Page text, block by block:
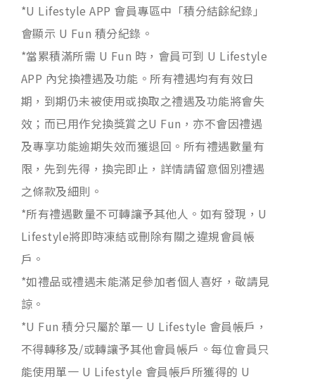
*U Lifestyle APP 會員專區中「積分結餘紀錄」
會顯示 U Fun 積分紀錄。
*當累積滿所需 U Fun 時，會員可到 U Lifestyle
APP 內兌換禮遇及功能。所有禮遇均有有效日
期，到期仍未被使用或換取之禮遇及功能將會失
效；而已用作兌換獎賞之U Fun，亦不會因禮遇
及專享功能逾期失效而獲退回。所有禮遇數量有
限，先到先得，換完即止，詳情請留意個別禮遇
之條款及細則。
*所有禮遇數量不可轉讓予其他人。如有發現，U
Lifestyle將即時凍結或刪除有關之違規會員帳
戶。
*如禮品或禮遇未能滿足參加者個人喜好，敬請見
諒。
*U Fun 積分只屬於單一 U Lifestyle 會員帳戶，
不得轉移及/或轉讓予其他會員帳戶。每位會員只
能使用單一 U Lifestyle 會員帳戶所獲得的 U